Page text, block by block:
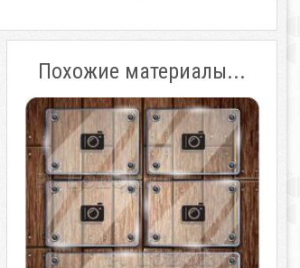
Похожие материалы...